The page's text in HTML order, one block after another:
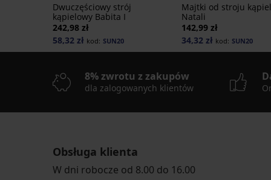
Dwuczęściowy strój
kąpielowy Babita I
242,98 zł
58,32 zł kod: SUN20
Majtki od stroju
Natali
142,99 zł
34,32 zł kod: SUN20
8% zwrotu z zakupów
dla zalogowanych klientów
Obsługa klienta
W dni robocze od 8.00 do 16.00